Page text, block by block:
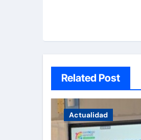
Related Post
Actualidad